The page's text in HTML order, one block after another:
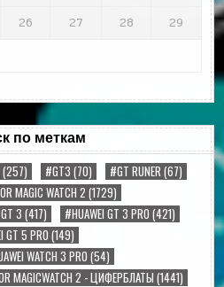
26 27 28
29
по меткам
(257) #GT3 (70) #GT RUNER (67)
MAGIC WATCH 2 (1729)
3 (417) #HUAWEI GT 3 PRO (421)
GT 5 PRO(149)
WATCH 3 PRO (54)
MAGICWATCH 2 - ЦИФЕРБЛАТЫ (1441)